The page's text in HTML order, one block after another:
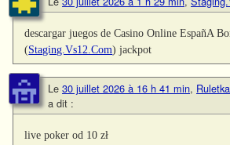
descargar juegos de Casino Online EspañA
(Staging.Vs12.Com) jackpot
Le 30 juillet 2026 à 16 h 41 min,
a dit :
live poker od 10 zł